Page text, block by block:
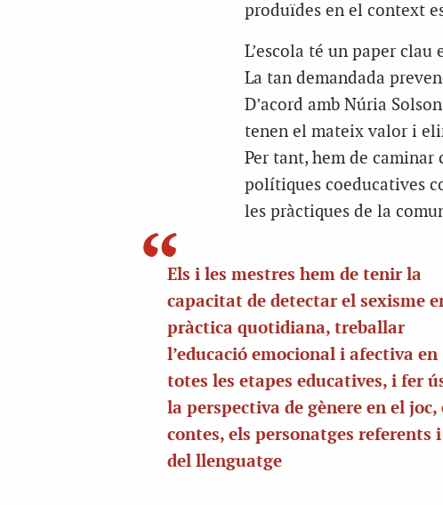
produïdes en el context
L’escola té un paper
La tan demandada
D’acord amb Núria
tenen el mateix valor i
Per tant, hem de caminar
polítiques coeducatives
les pràctiques de la
Els i les mestres hem de tenir la
capacitat de detectar el sexisme
pràctica quotidiana, treballar
l’educació emocional i afectiva en
totes les etapes educatives, i fer
la perspectiva de gènere en el joc,
contes, els personatges referents i
del llenguatge